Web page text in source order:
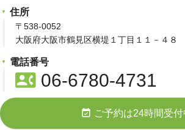
住所
〒538-0052
大阪府大阪市鶴見区横堤１丁目１１－４
電話番号
contact_phone06-6780-4731
event_available ご予約は24時間受付